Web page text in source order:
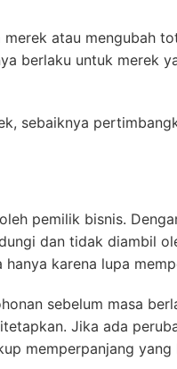
atau mengubah
berlaku untuk merek
sebaiknya
pemilik bisnis.
dan tidak diambil
karena lupa
sebelum masa
Jika ada
memperpanjang yang